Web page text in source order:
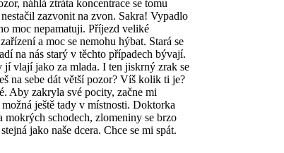
náhlá ztráta koncentrace se tomu
zazvonit na zvon. Sakra! Vypadlo
moc nepamatuji. Příjezd veliké
a moc se nemohu hýbat. Stará se
na nás starý v těchto případech bývají.
vlají jako za mlada. I ten jiskrný zrak se
na sebe dát větší pozor? Víš kolik ti je?
Aby zakryla své pocity, začne mi
ještě tady v místnosti. Doktorka
schodech, zlomeniny se brzo
jako naše dcera. Chce se mi spát.